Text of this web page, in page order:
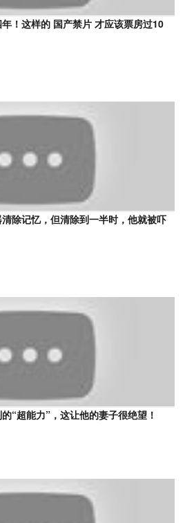
年！这样的 国产禁片 才应该票房过10
清除记忆，但清除到一半时，他就被吓
“超能力”，这让他的妻子很绝望！